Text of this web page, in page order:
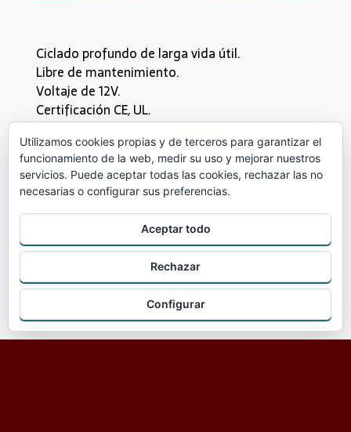
Ciclado profundo de larga vida útil.
Libre de mantenimiento.
Voltaje de 12V.
Certificación CE, UL.
Garantía de 2 años.
Son de alto desempeño gracias a su baja auto
descarga.
Mayor número de ciclos y de ciclado profundo.
Aplicaciones:
Proporcionan una mayor vida útil
Sistema de telecomunicaciones
Sistemas de seguridad
Energía solar
Utilizamos cookies propias y de terceros para garantizar el
funcionamiento de la web, medir su uso y mejorar nuestros
servicios. Puede aceptar todas las cookies, rechazar las no
necesarias o configurar sus preferencias.
Aceptar todo
Rechazar
Configurar